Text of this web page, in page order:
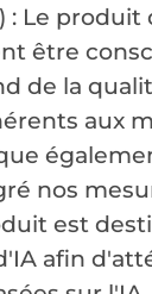
Le
être
de la
aux
nos
est
afin